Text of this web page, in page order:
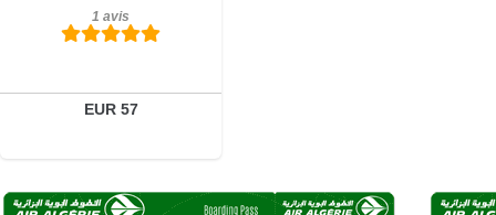
1 avis
EUR 57
Réserver